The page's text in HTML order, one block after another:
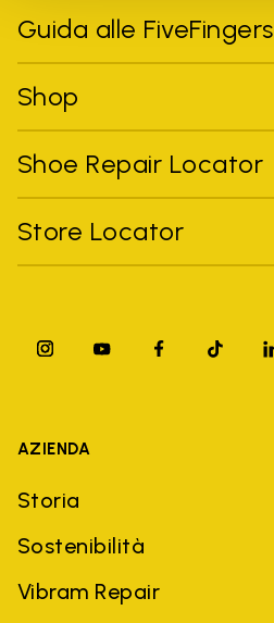
Guida alle FiveFingers
Shop
Shoe Repair Locator
Store Locator
AZIENDA
Storia
Sostenibilità
Vibram Repair